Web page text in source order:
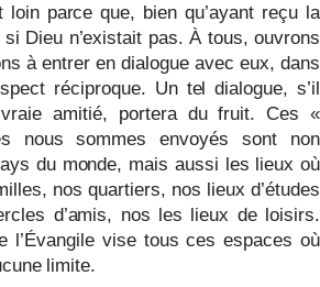
loin parce que, bien qu’ayant reçu la
Dieu n’existait pas. À tous, ouvrons
à entrer en dialogue avec eux, dans
réciproque. Un tel dialogue, s’il
amitié, portera du fruit. Ces «
nous sommes envoyés sont non
du monde, mais aussi les lieux où
nos quartiers, nos lieux d’études
d’amis, nos
les lieux de loisirs.
l’Évangile vise tous ces espaces où
limite.